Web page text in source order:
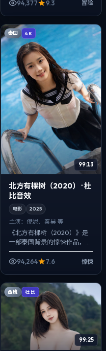
提莫西·查拉梅、裴斗娜等主
94,377 9.3 冒险
泰国 4K
99:13
北方有棵树（2020） · 杜
比音效
电影 2025
主演： 倪妮、秦昊 等
《北方有棵树（2020）》是
一部泰国背景的惊悚作品，
2025年公映，由许鞍华执
导，倪妮、秦昊、孔刘等主
94,264 7.6 惊悚
西班 杜比
99:25